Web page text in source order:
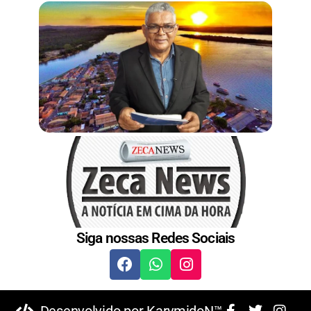
Siga nossas Redes Sociais